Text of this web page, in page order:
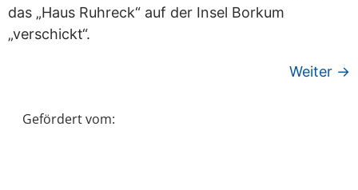
das „Haus Ruhreck“ auf der Insel Borkum
„verschickt“.
Weiter →
Gefördert vom: